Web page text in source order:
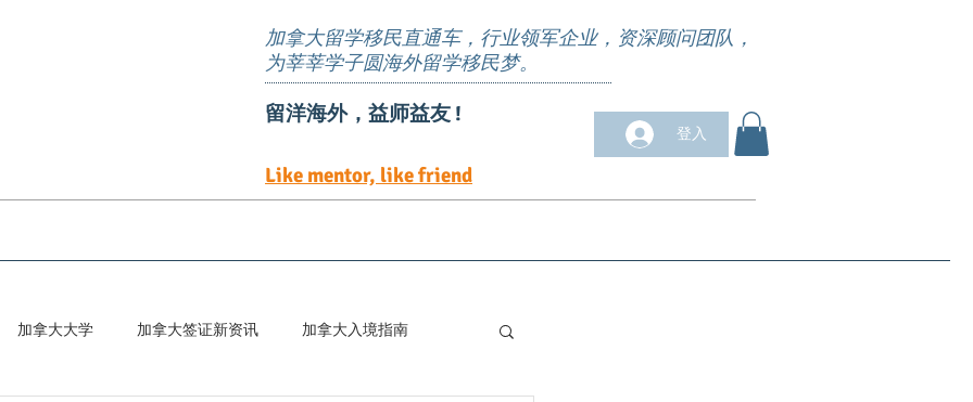
加拿大留学移民直通车，行业领军企业，资深顾问团队，
为莘莘学子圆海外留学移民梦。
登入
留洋海外，益师益友 !
Like mentor, like friend
加拿大大学 加拿大签证新资讯 加拿大入境指南